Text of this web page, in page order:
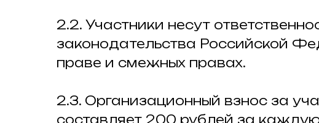
2.2. Участники несут
законодательства Российской
праве и смежных правах.
2.3. Организационный взнос за
составляет 200 рублей за